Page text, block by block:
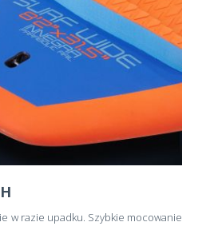
w razie upadku. Szybkie mocowanie